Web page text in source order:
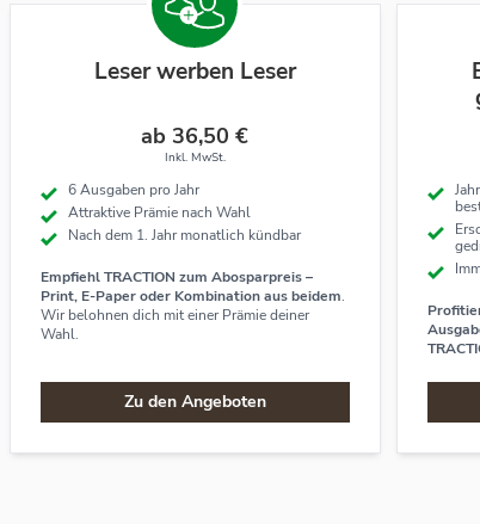
Leser werben Leser
ab 36,50 €
Inkl. MwSt.
6 Ausgaben pro Jahr
Attraktive Prämie nach Wahl
Nach dem 1. Jahr monatlich kündbar
Empfiehl TRACTION zum Abosparpreis –
Print, E-Paper oder Kombination aus beidem.
Wir belohnen dich mit einer Prämie deiner
Wahl.
Zu den Angeboten